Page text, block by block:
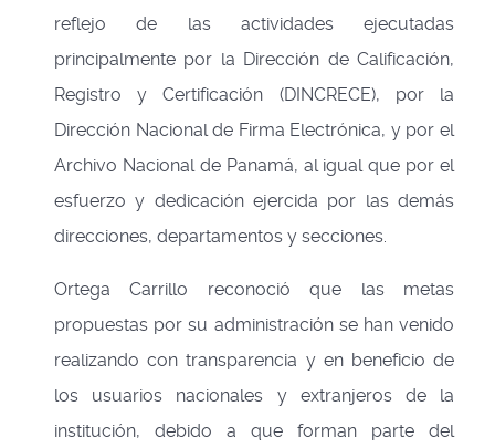
reflejo de las actividades ejecutadas
principalmente por la Dirección de Calificación,
Registro y Certificación (DINCRECE), por la
Dirección Nacional de Firma Electrónica, y por el
Archivo Nacional de Panamá, al igual que por el
esfuerzo y dedicación ejercida por las demás
direcciones, departamentos y secciones.
Ortega Carrillo reconoció que las metas
propuestas por su administración se han venido
realizando con transparencia y en beneficio de
los usuarios nacionales y extranjeros de la
institución, debido a que forman parte del